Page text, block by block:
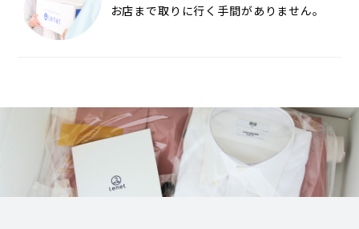
お店まで取りに行く手間がありません。